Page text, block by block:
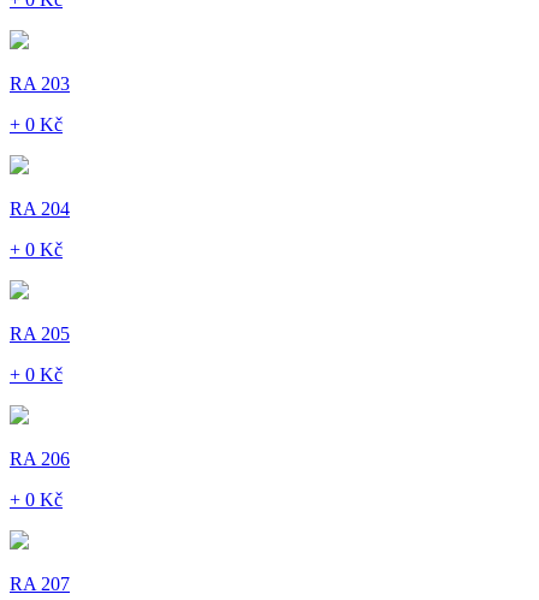
RA 203
+ 0 Kč
RA 204
+ 0 Kč
RA 205
+ 0 Kč
RA 206
+ 0 Kč
RA 207